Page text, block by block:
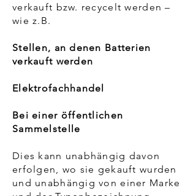
verkauft bzw. recycelt werden –
wie z.B.
Stellen, an denen Batterien
verkauft werden
Elektrofachhandel
Bei einer öffentlichen
Sammelstelle
Dies kann unabhängig davon
erfolgen, wo sie gekauft wurden
und unabhängig von einer Marke